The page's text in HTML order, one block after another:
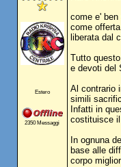
Estero
2350 Messaggi
come e'
come
liberata dal
Tutto
e devoti del
Al contrario
simili
Infatti in
costituisce
In ognuna
base alle
corpo